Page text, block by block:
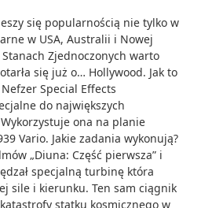
się popularnością nie tylko w
w USA, Australii i Nowej
Zjednoczonych warto
się już o… Hollywood. Jak to
Special Effects
do największych
ona na planie
Vario. Jakie zadania wykonują?
„Diuna: Część pierwsza” i
specjalną turbinę która
sile i kierunku. Ten sam ciągnik
statku kosmicznego w